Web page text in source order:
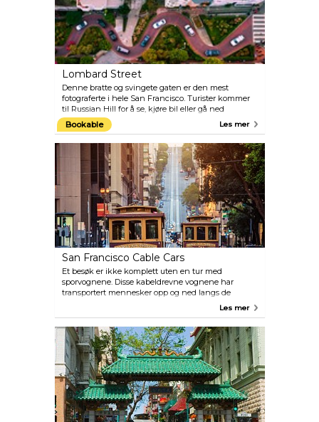
Lombard Street
Denne bratte og svingete gaten er den mest
fotograferte i hele San Francisco. Turister kommer
til Russian Hill for å se, kjøre bil eller gå ned
«verdens mest svingete vei», med åtte
hårnålssvinger. Sammen med den dramatiske
bakgrunnen av Lombard Street gir dette en
suveren utsikt over Fisherman`s Wharf og bukten.
Bookable Les mer
San Francisco Cable Cars
Et besøk er ikke komplett uten en tur med
sporvognene. Disse kabeldrevne vognene har
transportert mennesker opp og ned langs de
fantastiske bakkene i San Francisco siden år 1873.
begynnelsen) på turen- se ned på sjåførene som
manøvrerer vognen på en roterende plattform 180
grader før returreisen starter.
Les mer